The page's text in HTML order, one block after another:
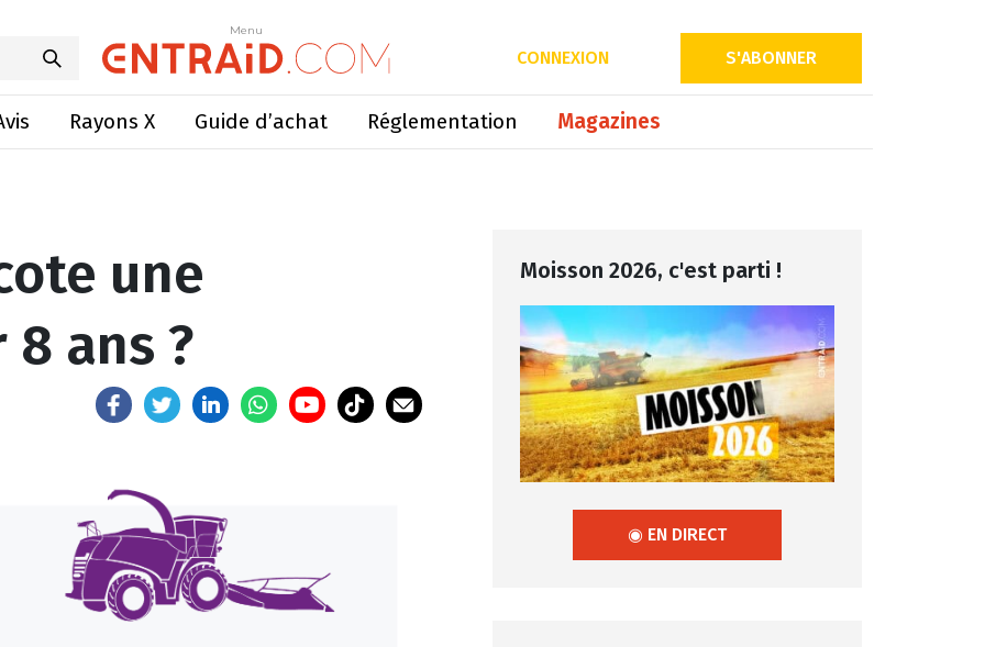
Menu
CONNEXION S'ABONNER
Rayons X Guide d’achat Réglementation Magazines
Menu
une ensileuse sur 8 ans ?
une
ans ?
Moisson 2026, c'est parti !
◉ EN DIRECT